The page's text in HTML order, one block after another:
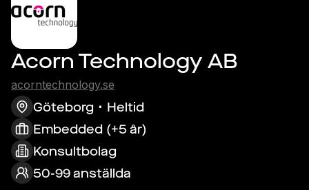
Acorn Technology AB
acorntechnology.se
Göteborg
Heltid
Embedded (+5 år)
Konsultbolag
50-99 anställda